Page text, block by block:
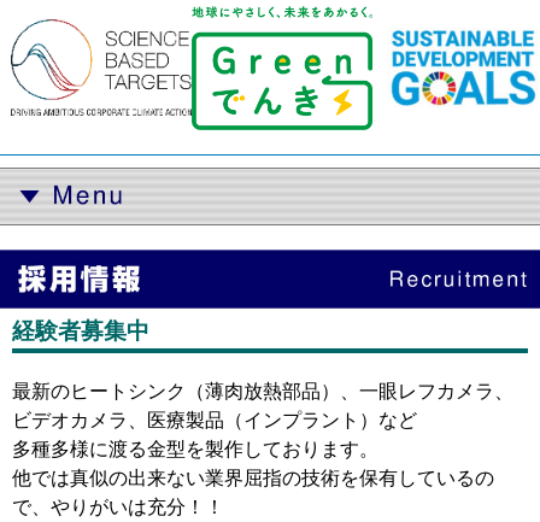
経験者募集中
最新のヒートシンク（薄肉放熱部品）、一眼レフカメラ、
ビデオカメラ、医療製品（インプラント）など
多種多様に渡る金型を製作しております。
他では真似の出来ない業界屈指の技術を保有しているの
で、やりがいは充分！！